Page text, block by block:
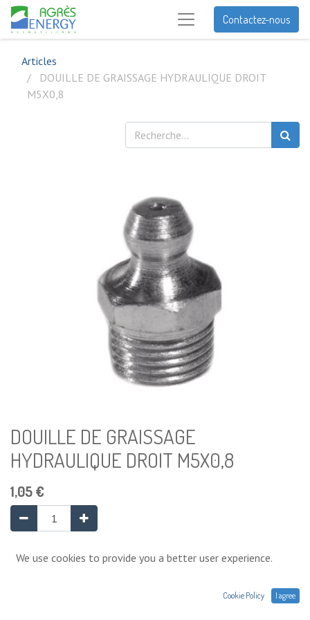
Contactez-nous
Articles
DOUILLE DE GRAISSAGE HYDRAULIQUE DROIT
M5X0,8
DOUILLE DE GRAISSAGE
HYDRAULIQUE DROIT M5X0,8
1,05€
Ajouter au panier
We use cookies to provide you a better user experience.
Cookie Policy I agree